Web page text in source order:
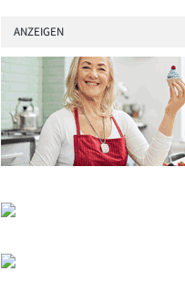
ANZEIGEN